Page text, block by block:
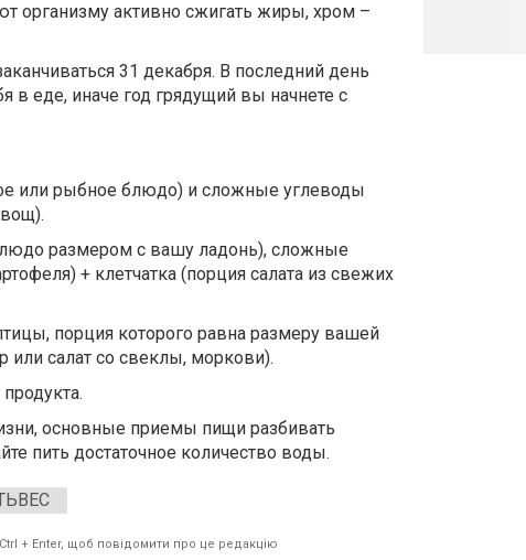
организму активно сжигать жиры, хром –
31 декабря. В последний день
в еде, иначе год грядущий вы начнете с
или рыбное блюдо) и сложные углеводы
размером с вашу ладонь), сложные
+ клетчатка (порция салата из свежих
порция которого равна размеру вашей
или салат со свеклы, моркови).
основные приемы пищи разбивать
пить достаточное количество воды.
+ Enter, щоб повідомити про це редакцію